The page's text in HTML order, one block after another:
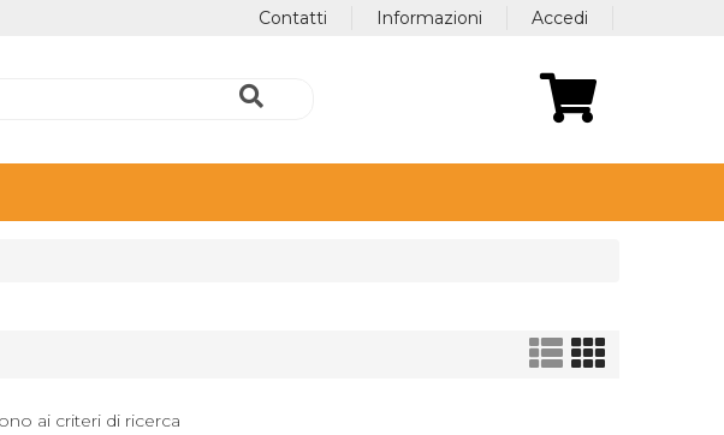
Accedi
Informazioni
Contatti
ai criteri di ricerca